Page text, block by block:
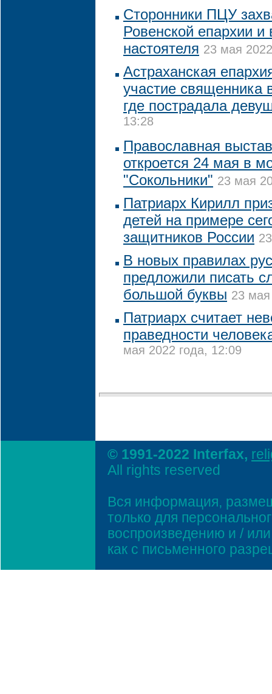
Сторонники ПЦУ
Ровенской епархии
настоятеля 23 мая
Астраханская
участие священника
где пострадала
13:28
Православная
откроется 24 мая в
"Сокольники" 23 мая
Патриарх Кирилл
детей на примере
защитников России
В новых правилах
предложили писать
большой буквы 23 мая
Патриарх считает
праведности
мая 2022 года, 12:09
© 1991-2022 Interfax,
All rights reserved
Вся информация,
только для
воспроизведению и /
как с письменного